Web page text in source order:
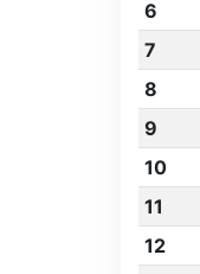
6
7
8
9
10
11
12